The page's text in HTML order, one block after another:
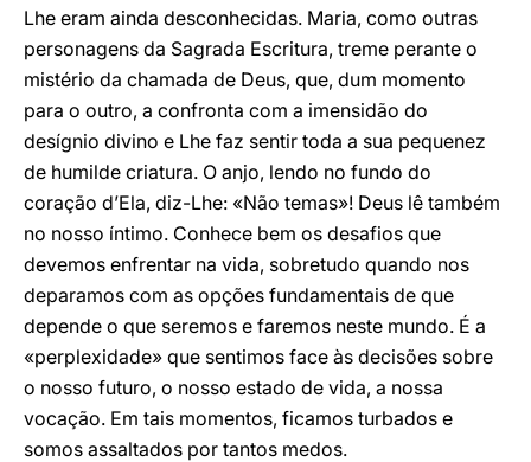
Lhe eram ainda desconhecidas. Maria, como outras
personagens da Sagrada Escritura, treme perante o
mistério da chamada de Deus, que, dum momento
para o outro, a confronta com a imensidão do
desígnio divino e Lhe faz sentir toda a sua pequenez
de humilde criatura. O anjo, lendo no fundo do
coração d’Ela, diz-Lhe: «Não temas»! Deus lê também
no nosso íntimo. Conhece bem os desafios que
devemos enfrentar na vida, sobretudo quando nos
deparamos com as opções fundamentais de que
depende o que seremos e faremos neste mundo. É a
«perplexidade» que sentimos face às decisões sobre
o nosso futuro, o nosso estado de vida, a nossa
vocação. Em tais momentos, ficamos turbados e
somos assaltados por tantos medos.